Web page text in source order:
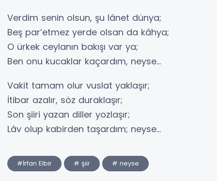
Verdim senin olsun, şu lânet dünya;
Beş par’etmez yerde olsan da kâhya;
O ürkek ceylanın bakışı var ya;
Ben onu kucaklar kaçardım, neyse…
Vakit tamam olur vuslat yaklaşır;
İtibar azalır, söz duraklaşır;
Son şiiri yazan diller yozlaşır;
Lâv olup kabirden taşardım; neyse…
#İrfan Elbir # şiir # neyse